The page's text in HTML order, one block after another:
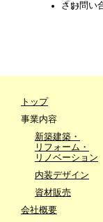
「お問い
をしてください
トップ
事業内容
新築建築・
リフォーム・
リノベーション
内装デザイン
資材販売
会社概要